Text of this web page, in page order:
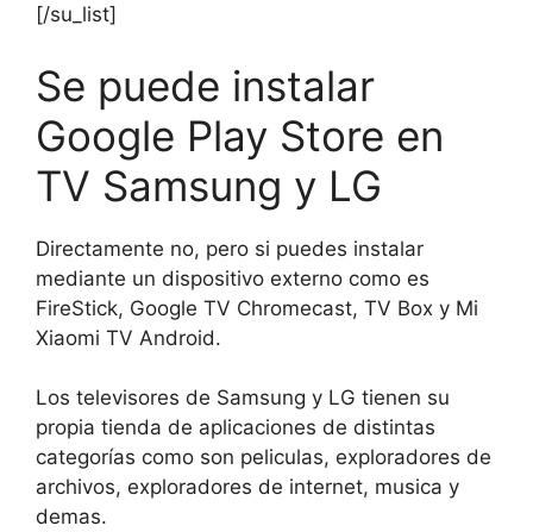
[/su_list]
Se puede instalar
Google Play Store en
TV Samsung y LG
Directamente no, pero si puedes instalar
mediante un dispositivo externo como es
FireStick, Google TV Chromecast, TV Box y Mi
Xiaomi TV Android.
Los televisores de Samsung y LG tienen su
propia tienda de aplicaciones de distintas
categorías como son peliculas, exploradores de
archivos, exploradores de internet, musica y
demas.